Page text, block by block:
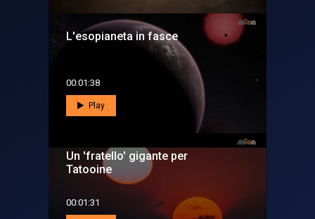
L'esopianeta in fasce
00:01:38
Play
Un 'fratello' gigante per
Tatooine
00:01:31